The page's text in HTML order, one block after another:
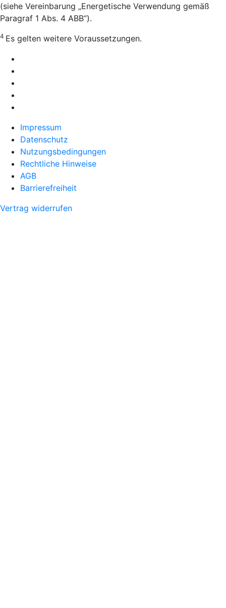
(siehe Vereinbarung „Energetische Verwendung gemäß
Paragraf 1 Abs. 4 ABB“).
4 Es gelten weitere Voraussetzungen.
Impressum
Datenschutz
Nutzungsbedingungen
Rechtliche Hinweise
AGB
Barrierefreiheit
Vertrag widerrufen